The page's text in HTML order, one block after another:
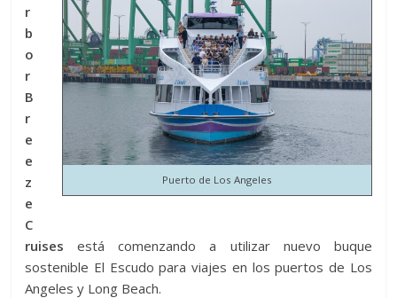
Puerto de Los Angeles
r
b
o
r
B
r
e
e
z
e
C
ruises está comenzando a utilizar nuevo buque
sostenible El Escudo para viajes en los puertos de Los
Angeles y Long Beach.